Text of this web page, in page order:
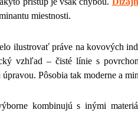
miestnosti.
ilustrovať práve na kovových
vzhľad – čisté línie s
Pôsobia tak moderne a
kombinujú s inými